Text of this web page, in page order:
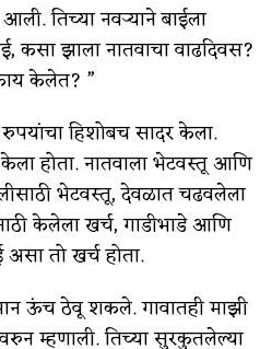
संयुक्त कुटुंब का गरजेचं?
तिच्या नवऱ्याने बाईला
कसा झाला नातवाचा वाढदिवस?
केलेत? ”
हिशोबच सादर केला.
होता. नातवाला भेटवस्तू आणि
भेटवस्तू, देवळात चढवलेला
केलेला खर्च, गाडीभाडे आणि
असा तो खर्च होता.
ऊंच ठेवू शकले. गावातही माझी
म्हणाली. तिच्या सुरकुतलेल्या